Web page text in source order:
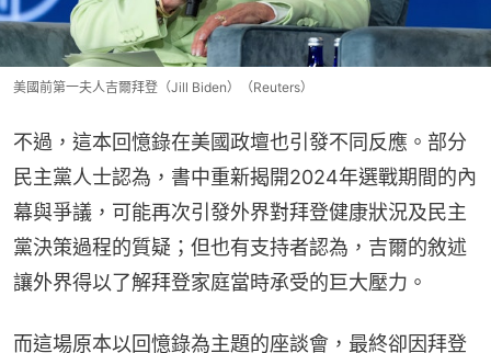
美國前第一夫人吉爾拜登（Jill Biden）（Reuters）
不過，這本回憶錄在美國政壇也引發不同反應。部分
民主黨人士認為，書中重新揭開2024年選戰期間的內
幕與爭議，可能再次引發外界對拜登健康狀況及民主
黨決策過程的質疑；但也有支持者認為，吉爾的敘述
讓外界得以了解拜登家庭當時承受的巨大壓力。
而這場原本以回憶錄為主題的座談會，最終卻因拜登